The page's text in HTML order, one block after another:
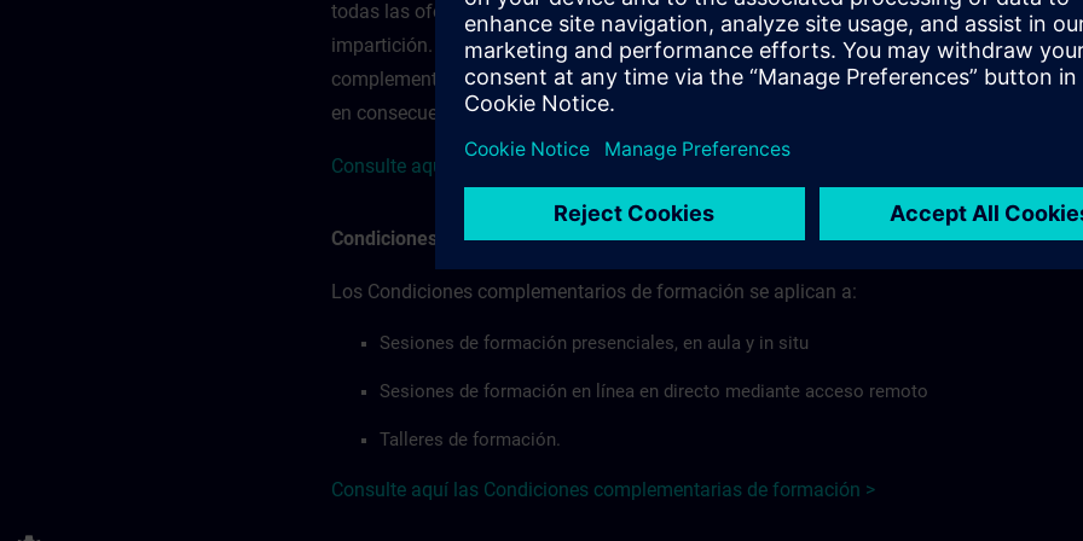
todas las ofertas de SITRAIN, independientemente del formato o la modalidad de
impartición. Cuando se apliquen normativas específicas de cada país, las Condiciones
complementarias de cada país podrán desviarse de las Condiciones básicas o
en consecuencia.
Consulte aquí los Condiciones básicos >
Condiciones complementarios de formación
Los Condiciones complementarios de formación se aplican a:
Sesiones de formación presenciales, en aula y in situ
Sesiones de formación en línea en directo mediante acceso remoto
Talleres de formación.
Consulte aquí las Condiciones complementarias de formación >